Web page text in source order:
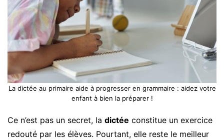
La dictée au primaire aide à progresser en grammaire : aidez votre
enfant à bien la préparer !
Ce n’est pas un secret, la dictée constitue un exercice
redouté par les élèves. Pourtant, elle reste le meilleur